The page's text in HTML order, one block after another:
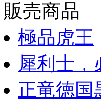
販売商品
極品虎王
犀利士，
正竜徳国